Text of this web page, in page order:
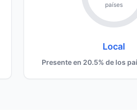
países
Local
Presente en 20.5% de los